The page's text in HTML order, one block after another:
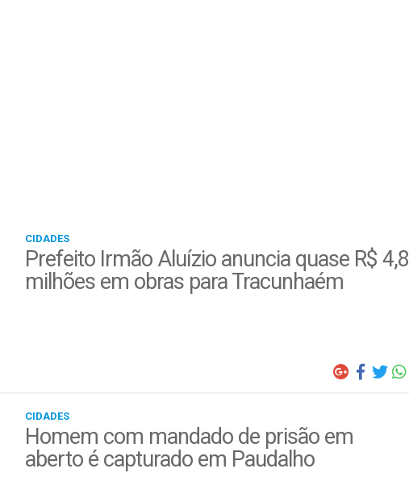
CIDADES
Prefeito Irmão Aluízio anuncia quase R$ 4,8
milhões em obras para Tracunhaém
CIDADES
Homem com mandado de prisão em
aberto é capturado em Paudalho